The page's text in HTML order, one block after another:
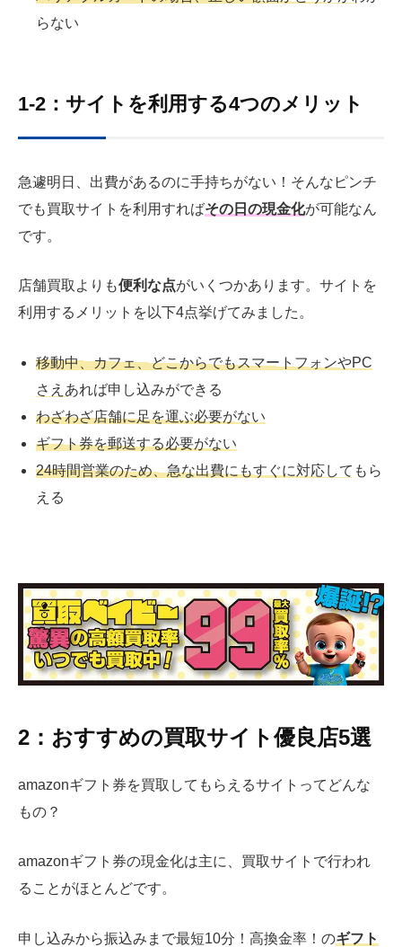
らない
1-2：サイトを利用する4つのメリット
急遽明日、出費があるのに手持ちがない！そんなピンチ
でも買取サイトを利用すればその日の現金化が可能なん
です。
店舗買取よりも便利な点がいくつかあります。サイトを
利用するメリットを以下4点挙げてみました。
移動中、カフェ、どこからでもスマートフォンやPC
さえあれば申し込みができる
わざわざ店舗に足を運ぶ必要がない
ギフト券を郵送する必要がない
24時間営業のため、急な出費にもすぐに対応してもら
える
2：おすすめの買取サイト優良店5選
amazonギフト券を買取してもらえるサイトってどんな
もの？
amazonギフト券の現金化は主に、買取サイトで行われ
ることがほとんどです。
申し込みから振込みまで最短10分！高換金率！のギフト